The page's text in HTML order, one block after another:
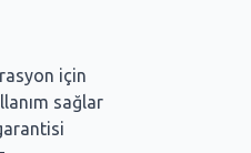
için
sağlar